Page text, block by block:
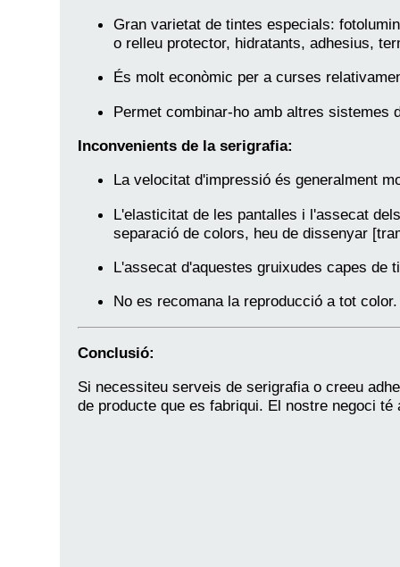
Gran varietat de tintes especials:
o relleu protector, hidratants, adhesius,
És molt econòmic per a curses
Permet combinar-ho amb altres sistemes
Inconvenients de la serigrafia:
La velocitat d'impressió és generalment
L'elasticitat de les pantalles i l'assecat
separació de colors, heu de dissenyar
L'assecat d'aquestes gruixudes capes de
No es recomana la reproducció a tot
Conclusió:
Si necessiteu serveis de serigrafia o creeu
de producte que es fabriqui. El nostre negoci